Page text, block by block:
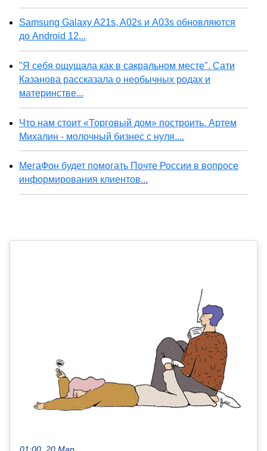
Samsung Galaxy A21s, A02s и A03s обновляются
до Android 12...
"Я себя ощущала как в сакральном месте". Сати
Казанова рассказала о необычных родах и
материнстве...
Что нам стоит «Торговый дом» построить. Артем
Михалин - молочный бизнес с нуля....
МегаФон будет помогать Почте России в вопросе
информирования клиентов...